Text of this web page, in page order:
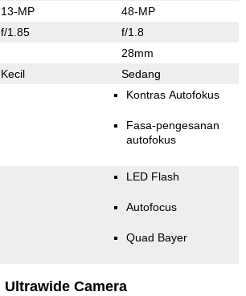
13-MP 48-MP
f/1.85 f/1.8
28mm
Kecil Sedang
Kontras Autofokus
Fasa-pengesanan
autofokus
LED Flash
Autofocus
Quad Bayer
Ultrawide Camera